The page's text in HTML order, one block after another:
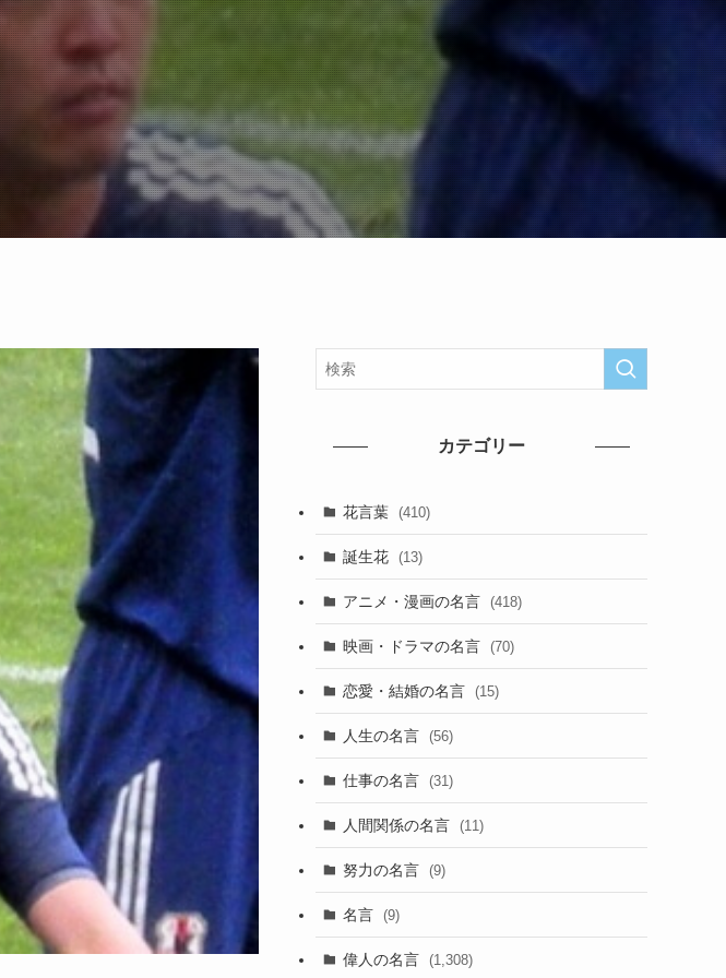
カテゴリー
花言葉 (410)
誕生花 (13)
アニメ・漫画の名言 (418)
映画・ドラマの名言 (70)
恋愛・結婚の名言 (15)
人生の名言 (56)
仕事の名言 (31)
人間関係の名言 (11)
努力の名言 (9)
名言 (9)
偉人の名言 (1,308)